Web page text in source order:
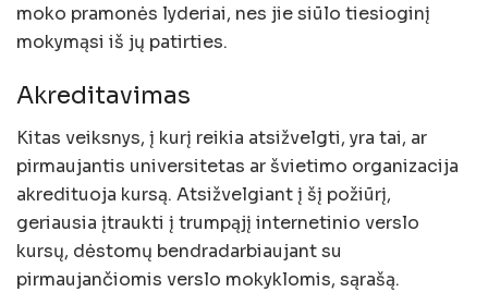
moko pramonės lyderiai, nes jie siūlo tiesioginį
mokymąsi iš jų patirties.
Akreditavimas
Kitas veiksnys, į kurį reikia atsižvelgti, yra tai, ar
pirmaujantis universitetas ar švietimo organizacija
akredituoja kursą. Atsižvelgiant į šį požiūrį,
geriausia įtraukti į trumpąjį internetinio verslo
kursų, dėstomų bendradarbiaujant su
pirmaujančiomis verslo mokyklomis, sąrašą.